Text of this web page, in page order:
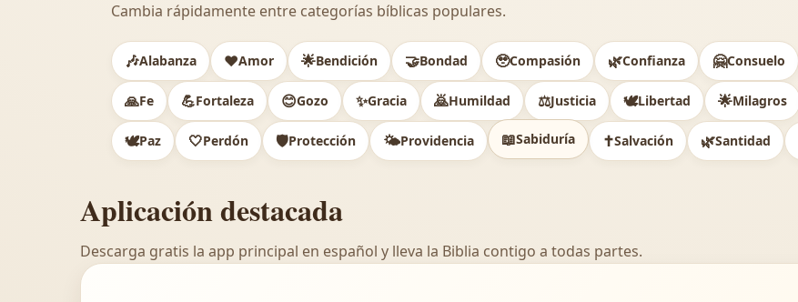
Cambia rápidamente entre categorías bíblicas populares.
🎶Alabanza ❤️Amor 🌟Bendición 🤝Bondad 🥹Compasión 🌿Confianza 🤗Consuelo
🙏Fe 💪Fortaleza 😊Gozo ✨Gracia 🙇Humildad ⚖️Justicia 🕊Libertad 🌟Milagros
🕊️Paz 🤍Perdón 🛡️Protección 🌤️Providencia 📖Sabiduría ✝️Salvación 🌿Santidad
Aplicación destacada
Descarga gratis la app principal en español y lleva la Biblia contigo a todas partes.